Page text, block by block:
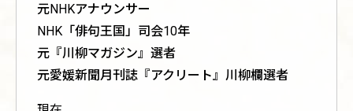
元NHKアナウンサー
NHK「俳句王国」司会10年
元『川柳マガジン』選者
元愛媛新聞月刊誌『アクリート』川柳欄選者